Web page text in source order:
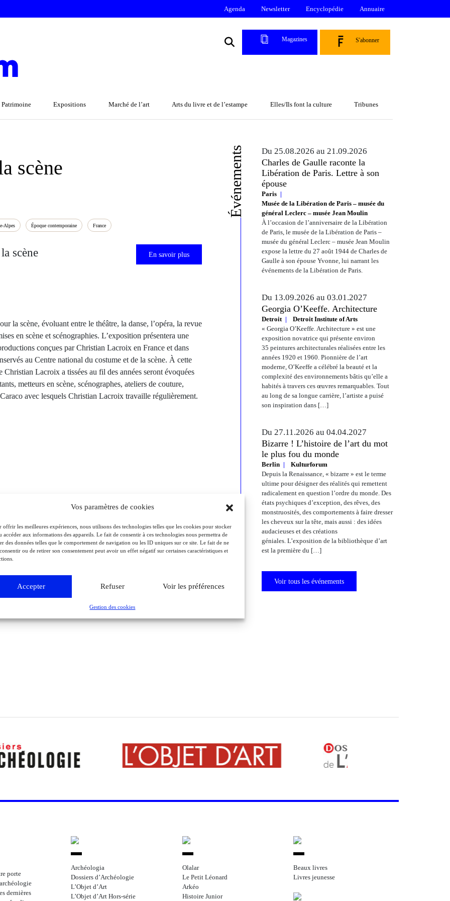
Vos paramètres de cookies
offrir les meilleures expériences, nous utilisons des technologies telles que les cookies pour stocker
accéder aux informations des appareils. Le fait de consentir à ces technologies nous permettra de
des données telles que le comportement de navigation ou les ID uniques sur ce site. Le fait de ne
ou de retirer son consentement peut avoir un effet négatif sur certaines caractéristiques et
Accepter Refuser Voir les préférences
Gestion des cookies
Agenda Newsletter Encyclopédie Annuaire
Magazines S'abonner
Patrimoine Expositions Marché de l’art Arts du livre et de l’estampe Elles/Ils font la culture Tribunes
scène
Alpes Époque contemporaine France
scène En savoir plus
la scène, évoluant entre le théâtre, la danse, l’opéra, la revue
en scène et scénographies. L’exposition présentera une
conçues par Christian Lacroix en France et dans
au Centre national du costume et de la scène. À cette
Lacroix a tissées au fil des années seront évoquées
metteurs en scène, scénographes, ateliers de couture,
avec lesquels Christian Lacroix travaille régulièrement.
Événements Du 25.08.2026 au 21.09.2026
Charles de Gaulle raconte la
Libération de Paris. Lettre à son
épouse
Paris
Musée de la Libération de Paris – musée du
général Leclerc – musée Jean Moulin
À l’occasion de l’anniversaire de la Libération
de Paris, le musée de la Libération de Paris –
musée du général Leclerc – musée Jean Moulin
expose la lettre du 27 août 1944 de Charles de
Gaulle à son épouse Yvonne, lui narrant les
événements de la Libération de Paris.
Du 13.09.2026 au 03.01.2027
Georgia O’Keeffe. Architecture
Detroit
Detroit Institute of Arts
« Georgia O’Keeffe. Architecture » est une
exposition novatrice qui présente environ
35 peintures architecturales réalisées entre les
années 1920 et 1960. Pionnière de l’art
moderne, O’Keeffe a célébré la beauté et la
complexité des environnements bâtis qu’elle a
habités à travers ces œuvres remarquables. Tout
au long de sa longue carrière, l’artiste a puisé
son inspiration dans […]
Du 27.11.2026 au 04.04.2027
Bizarre ! L’histoire de l’art du mot
le plus fou du monde
Berlin
Kulturforum
Depuis la Renaissance, « bizarre » est le terme
ultime pour désigner des réalités qui remettent
radicalement en question l’ordre du monde. Des
états psychiques d’exception, des rêves, des
monstruosités, des comportements à faire dresser
les cheveux sur la tête, mais aussi : des idées
audacieuses et des créations
géniales. L’exposition de la bibliothèque d’art
est la première du […]
Voir tous les événements
porte
dernières
Archéologia
Dossiers d’Archéologie
L’Objet d’Art
L’Objet d’Art Hors-série
Olalar
Le Petit Léonard
Arkéo
Histoire Junior
Beaux livres
Livres jeunesse